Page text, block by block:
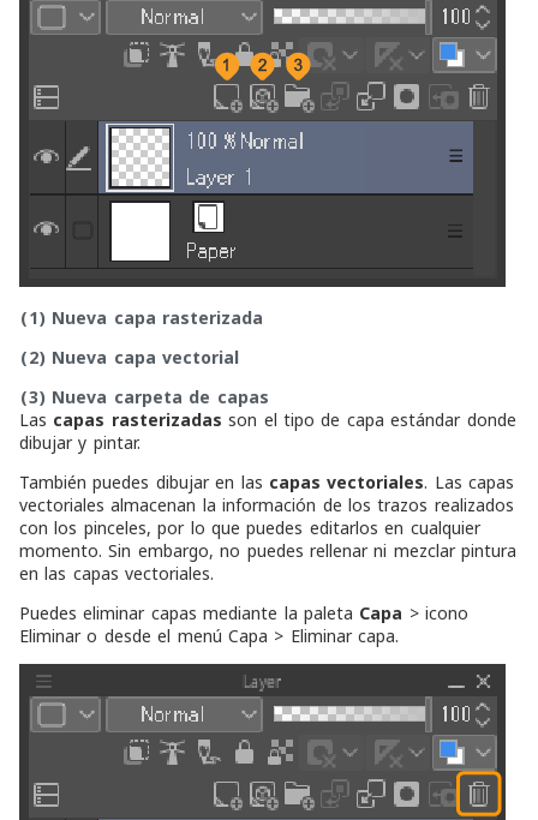
(1) Nueva capa rasterizada
(2) Nueva capa vectorial
(3) Nueva carpeta de capas
Las capas rasterizadas son el tipo de capa estándar donde
dibujar y pintar.
También puedes dibujar en las capas vectoriales. Las capas
vectoriales almacenan la información de los trazos realizados
con los pinceles, por lo que puedes editarlos en cualquier
momento. Sin embargo, no puedes rellenar ni mezclar pintura
en las capas vectoriales.
Puedes eliminar capas mediante la paleta Capa > icono
Eliminaro desde el menú Capa > Eliminar capa.